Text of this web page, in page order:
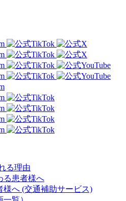
る理由
る患者様へ
様へ (交通補助サービス)